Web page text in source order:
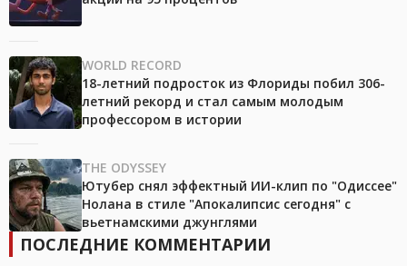
WORLD RECORD
18-летний подросток из Флориды побил 306-
летний рекорд и стал самым молодым
профессором в истории
THE ODYSSEY
Ютубер снял эффектный ИИ-клип по "Одиссее"
Нолана в стиле "Апокалипсис сегодня" с
вьетнамскими джунглями
ПОСЛЕДНИЕ КОММЕНТАРИИ